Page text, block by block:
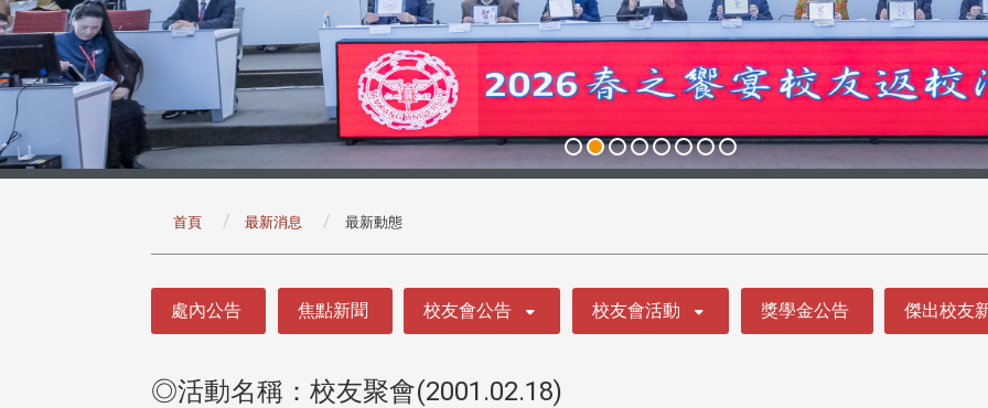
首頁 最新消息 最新動態
處內公告 焦點新聞 校友會公告 校友會活動 獎學金公告 傑出校友
◎活動名稱：校友聚會(2001.02.18)